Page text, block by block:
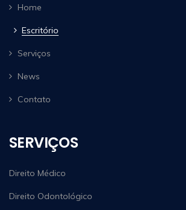
Home
Escritório
Serviços
News
Contato
SERVIÇOS
Direito Médico
Direito Odontológico